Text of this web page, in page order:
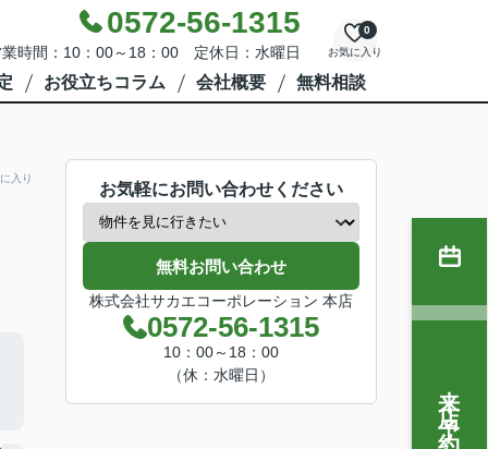
0572-56-1315
時間：10：00～18：00 定休日：水曜日 お気に入り
0
お役立ちコラム 会社概要 無料相談
入り
お気軽にお問い合わせください
無料お問い合わせ
株式会社サカエコーポレーション 本店
0572-56-1315
10：00～18：00
（休：水曜日）
来店予約